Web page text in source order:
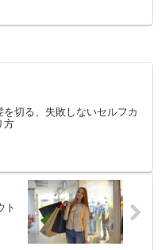
を切る、失敗しないセルフカ
方
ト